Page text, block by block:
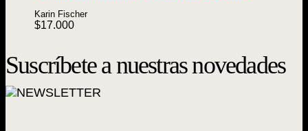
Karin Fischer
$17.000
Suscríbete a nuestras novedades